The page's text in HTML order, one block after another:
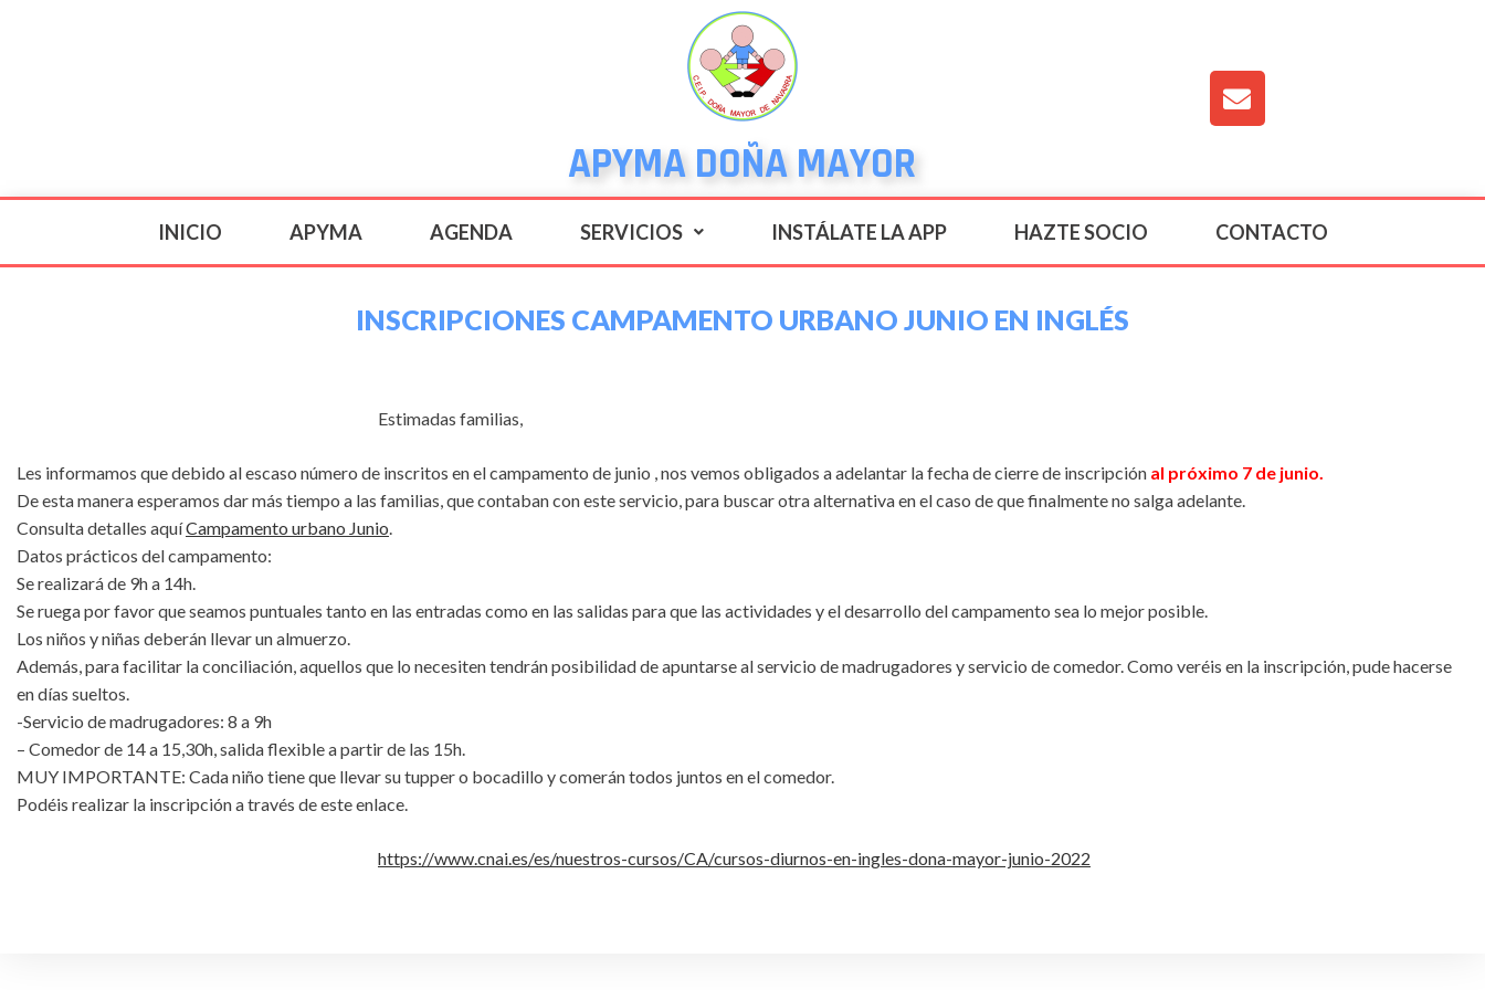
APYMA DOÑA MAYOR
INICIO APYMA AGENDA SERVICIOS INSTÁLATE LA APP HAZTE SOCIO CONTACTO
INSCRIPCIONES CAMPAMENTO URBANO JUNIO EN INGLÉS
Estimadas familias,
Les informamos que debido al escaso número de inscritos en el campamento de junio , nos vemos obligados a adelantar la fecha de cierre de inscripción al próximo 7 de junio.
De esta manera esperamos dar más tiempo a las familias, que contaban con este servicio, para buscar otra alternativa en el caso de que finalmente no salga adelante.
Consulta detalles aquíCampamento urbano Junio.
Datos prácticos del campamento:
Se realizará de 9h a 14h.
Se ruega por favor que seamos puntuales tanto en las entradas como en las salidas para que las actividades y el desarrollo del campamento sea lo mejor posible.
Los niños y niñas deberán llevar un almuerzo.
Además, para facilitar la conciliación, aquellos que lo necesiten tendrán posibilidad de apuntarse al servicio de madrugadores y servicio de comedor. Como veréis en la inscripción, pude hacerse
en días sueltos.
-Servicio de madrugadores: 8 a 9h
– Comedor de 14 a 15,30h, salida flexible a partir de las 15h.
MUY IMPORTANTE: Cada niño tiene que llevar su tupper o bocadillo y comerán todos juntos en el comedor.
Podéis realizar la inscripción a través de este enlace.
https://www.cnai.es/es/nuestros-cursos/CA/cursos-diurnos-en-ingles-dona-mayor-junio-2022